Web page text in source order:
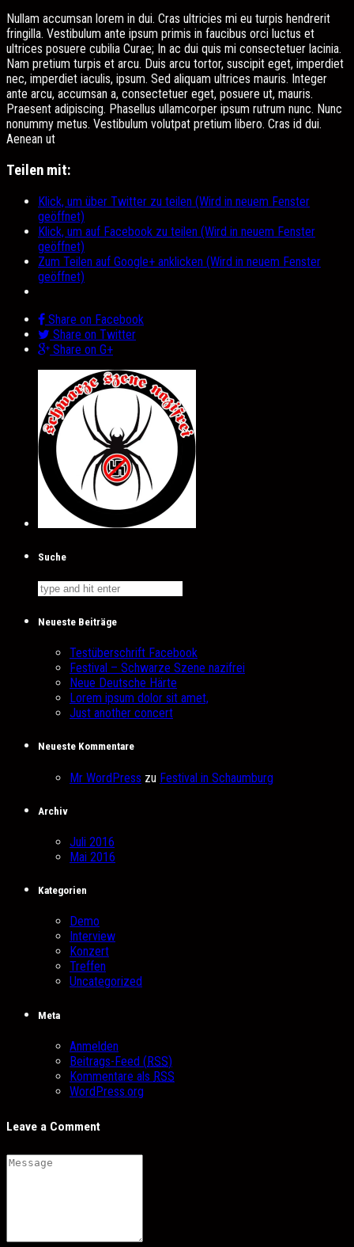
Nullam accumsan lorem in dui. Cras ultricies mi eu turpis hendrerit
fringilla. Vestibulum ante ipsum primis in faucibus orci luctus et
ultrices posuere cubilia Curae; In ac dui quis mi consectetuer lacinia.
Nam pretium turpis et arcu. Duis arcu tortor, suscipit eget, imperdiet
nec, imperdiet iaculis, ipsum. Sed aliquam ultrices mauris. Integer
ante arcu, accumsan a, consectetuer eget, posuere ut, mauris.
Praesent adipiscing. Phasellus ullamcorper ipsum rutrum nunc. Nunc
nonummy metus. Vestibulum volutpat pretium libero. Cras id dui.
Aenean ut
Teilen mit:
Klick, um über Twitter zu teilen (Wird in neuem Fenster
geöffnet)
Klick, um auf Facebook zu teilen (Wird in neuem Fenster
geöffnet)
Zum Teilen auf Google+ anklicken (Wird in neuem Fenster
geöffnet)
Share on Facebook
Share on Twitter
Share on G+
Suche
Neueste Beiträge
Testüberschrift Facebook
Festival – Schwarze Szene nazifrei
Neue Deutsche Härte
Lorem ipsum dolor sit amet,
Just another concert
Neueste Kommentare
Mr WordPress zu Festival in Schaumburg
Archiv
Juli 2016
Mai 2016
Kategorien
Demo
Interview
Konzert
Treffen
Uncategorized
Meta
Anmelden
Beitrags-Feed (RSS)
Kommentare als RSS
WordPress.org
Leave a Comment